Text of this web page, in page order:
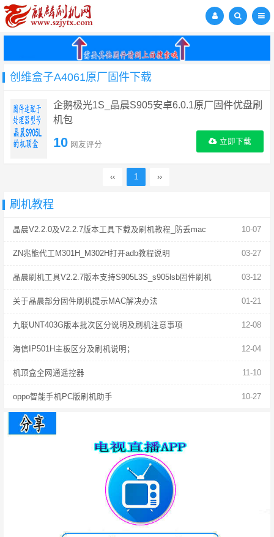
创维盒子A4061原厂固件下载
企鹅极光1S_晶晨S905安卓6.0.1原厂固件优盘刷
机包
10 网友评分 立即下载
‹‹ 1 ››
刷机教程
10-07
晶晨V2.2.0及V2.2.7版本工具下载及刷机教程_防丢mac
03-27
ZN兆能代工M301H_M302H打开adb教程说明
03-12
晶晨刷机工具V2.2.7版本支持S905L3S_s905lsb固件刷机
01-21
关于晶晨部分固件刷机提示MAC解决办法
12-08
九联UNT403G版本批次区分说明及刷机注意事项
12-04
海信IP501H主板区分及刷机说明；
11-10
机顶盒全网通遥控器
10-27
oppo智能手机PC版刷机助手